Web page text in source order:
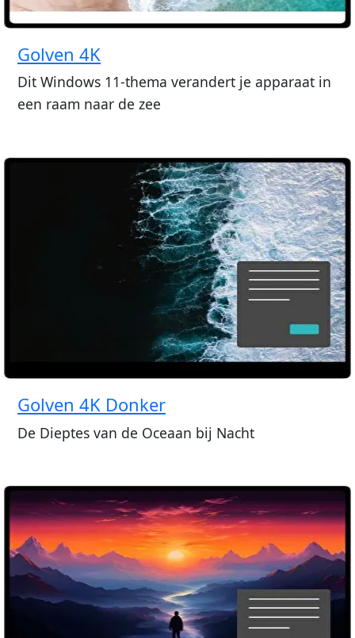
Golven 4K
Dit Windows 11-thema verandert je apparaat in
een raam naar de zee
Golven 4K Donker
De Dieptes van de Oceaan bij Nacht